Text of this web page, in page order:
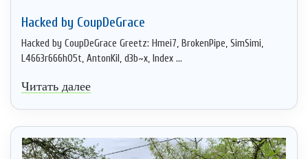
Hacked by CoupDeGrace
Hacked by CoupDeGrace Greetz: Hmei7, BrokenPipe, SimSimi,
L4663r666h05t, AntonKil, d3b~x, Index ...
Читать далее